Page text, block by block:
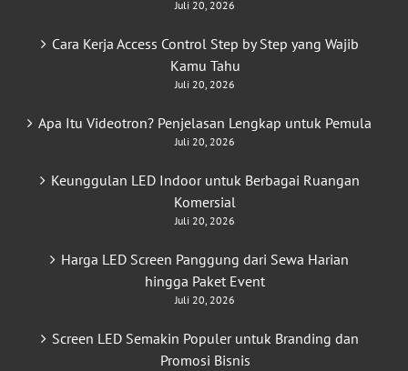
Juli 20, 2026
Cara Kerja Access Control Step by Step yang Wajib
Kamu Tahu
Juli 20, 2026
Apa Itu Videotron? Penjelasan Lengkap untuk Pemula
Juli 20, 2026
Keunggulan LED Indoor untuk Berbagai Ruangan
Komersial
Juli 20, 2026
Harga LED Screen Panggung dari Sewa Harian
hingga Paket Event
Juli 20, 2026
Screen LED Semakin Populer untuk Branding dan
Promosi Bisnis